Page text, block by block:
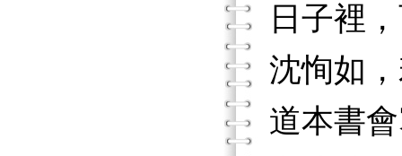
日子裡
沈恂如
道本書